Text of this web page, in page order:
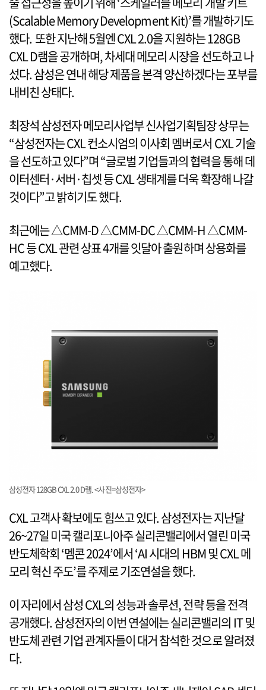
(Scalable Memory Development Kit)’를 개발하기도
했다. 또한 지난해 5월엔 CXL 2.0을 지원하는 128GB
CXL D램을 공개하며, 차세대 메모리 시장을 선도하고 나
섰다. 삼성은 연내 해당 제품을 본격 양산하겠다는 포부를
내비친 상태다.
최장석 삼성전자 메모리사업부 신사업기획팀장 상무는
“삼성전자는 CXL 컨소시엄의 이사회 멤버로서 CXL 기술
을 선도하고 있다”며 “글로벌 기업들과의 협력을 통해 데
이터센터·서버·칩셋 등 CXL 생태계를 더욱 확장해 나갈
것이다”고 밝히기도 했다.
최근에는 △CMM-D △CMM-DC △CMM-H △CMM-
HC 등 CXL 관련 상표 4개를 잇달아 출원하며 상용화를
예고했다.
삼성전자 128GB CXL 2.0 D램. <사진=삼성전자>
CXL 고객사 확보에도 힘쓰고 있다. 삼성전자는 지난달
26~27일 미국 캘리포니아주 실리콘밸리에서 열린 미국
반도체학회 ‘멤콘 2024’에서 ‘AI 시대의 HBM 및 CXL 메
모리 혁신 주도’를 주제로 기조연설을 했다.
이 자리에서 삼성 CXL의 성능과 솔루션, 전략 등을 전격
공개했다. 삼성전자의 이번 연설에는 실리콘밸리의 IT 및
반도체 관련 기업 관계자들이 대거 참석한 것으로 알려졌
다.